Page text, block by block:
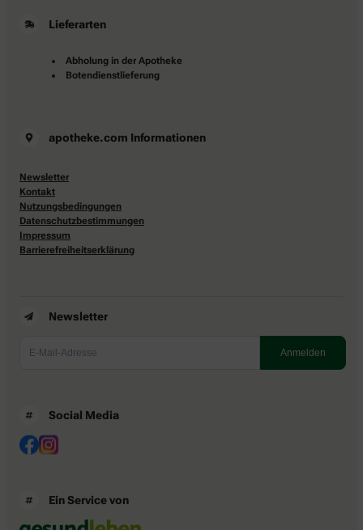
Lieferarten
Abholung in der Apotheke
Botendienstlieferung
apotheke.com Informationen
Newsletter
Kontakt
Nutzungsbedingungen
Datenschutzbestimmungen
Impressum
Barrierefreiheitserklärung
Newsletter
Social Media
Ein Service von